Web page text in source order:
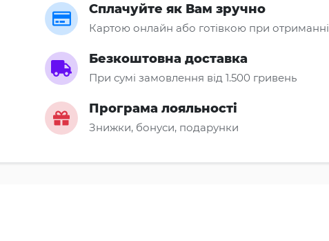
Сплачуйте як Вам зручно
Картою онлайн або готівкою при отриманні
Безкоштовна доставка
При сумі замовлення від 1.500 гривень
Програма лояльності
Знижки, бонуси, подарунки